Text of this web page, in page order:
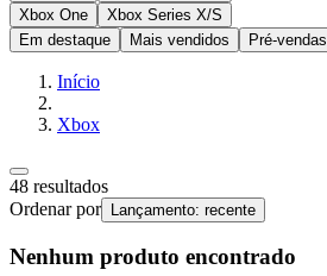
Xbox One
Xbox Series X/S
Em destaque
Mais vendidos Pré-vendas
Início
Xbox
48 resultados
Ordenar por
Lançamento: recente
Nenhum produto encontrado